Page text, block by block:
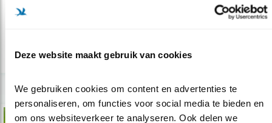
Deze website maakt gebruik van cookies
We gebruiken cookies om content en advertenties te
personaliseren, om functies voor social media te bieden en
om ons websiteverkeer te analyseren. Ook delen we
de belangrijkste weidevogelker..
lees meer